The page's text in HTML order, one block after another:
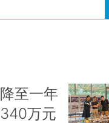
至一年
万元